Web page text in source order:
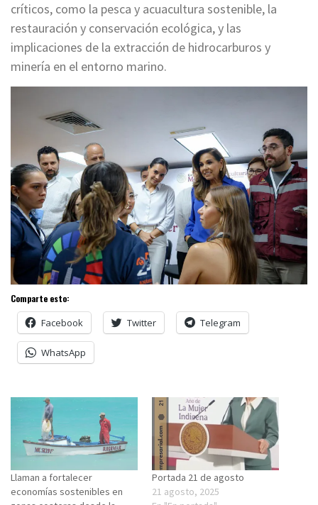
críticos, como la pesca y acuacultura sostenible, la
restauración y conservación ecológica, y las
implicaciones de la extracción de hidrocarburos y
minería en el entorno marino.
Comparte esto:
Facebook Twitter Telegram
WhatsApp
Llaman a fortalecer
economías sostenibles en
Portada 21 de agosto
21 agosto, 2025